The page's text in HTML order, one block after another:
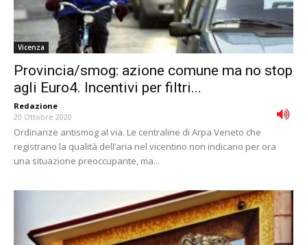
Vicenza
Provincia/smog: azione comune ma no stop
agli Euro4. Incentivi per filtri...
Redazione -
20 Ottobre 2020
Ordinanze antismog al via. Le centraline di Arpa Veneto che
registrano la qualità dell’aria nel vicentino non indicano per ora
una situazione preoccupante, ma...